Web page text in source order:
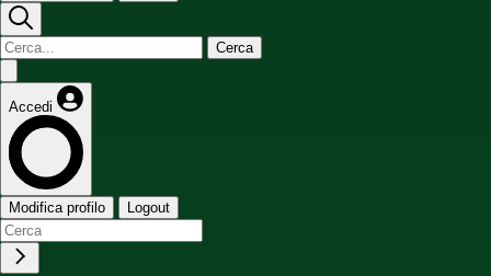
Cerca
Accedi
Modifica profilo Logout